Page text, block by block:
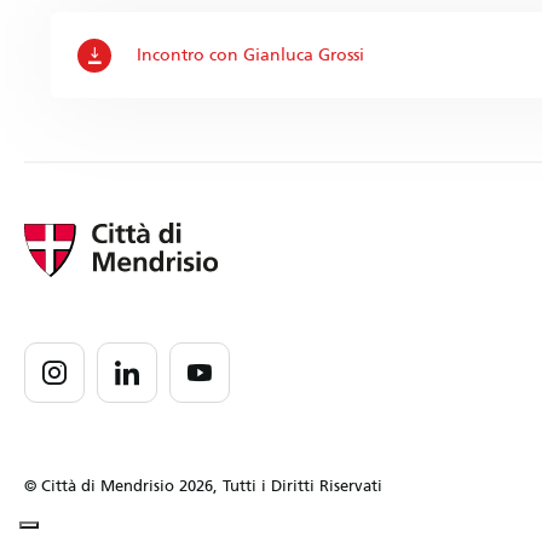
Incontro con Gianluca Grossi
© Città di Mendrisio 2026, Tutti i Diritti Riservati